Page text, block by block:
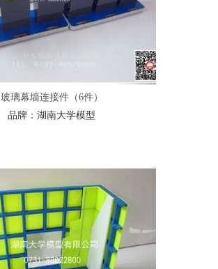
玻璃幕墙连接件（6件）
品牌：湖南大学模型